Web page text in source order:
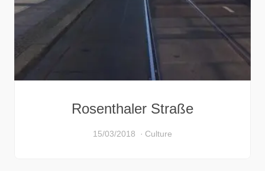
Rosenthaler Straße
15/03/2018 Culture